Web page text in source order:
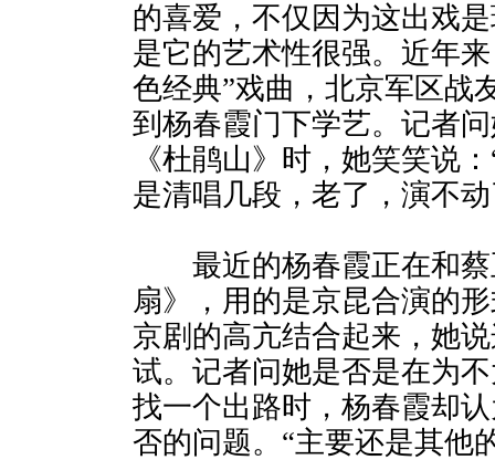
的喜爱，不仅因为这出戏
是它的艺术性很强。近年
色经典”戏曲，北京军区战
到杨春霞门下学艺。记者
《杜鹃山》时，她笑笑说
是清唱几段，老了，演不
最近的杨春霞正在和蔡
扇》，用的是京昆合演的
京剧的高亢结合起来，她
试。记者问她是否是在为
找一个出路时，杨春霞却
否的问题。“主要还是其他